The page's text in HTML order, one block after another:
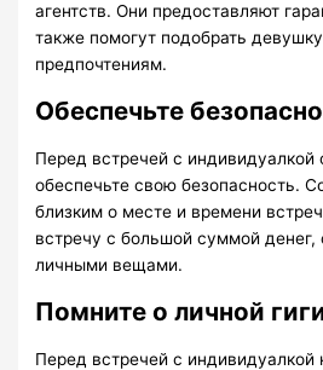
агентств. Они предоставляют
также помогут подобрать
предпочтениям.
Обеспечьте
Перед встречей с индивидуалкой
обеспечьте свою безопасность.
близким о месте и времени
встречу с большой суммой денег,
личными вещами.
Помните о личной
Перед встречей с индивидуалкой